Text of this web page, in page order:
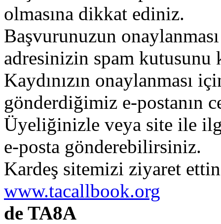
olmasına dikkat ediniz.
Başvurunuzun
adresinizin spam
Kaydınızın onaylanması
gönderdiğimiz e-postanın
Üyeliğinizle veya site ile
e-posta gönderebilirsiniz.
Kardeş sitemizi ziyaret
www.tacallbook.org
de TA8A